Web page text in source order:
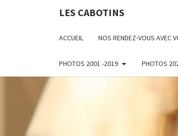
LES CABOTINS
ACCUEIL NOS RENDEZ-VOUS AVEC
PHOTOS 2001 -2019 PHOTOS